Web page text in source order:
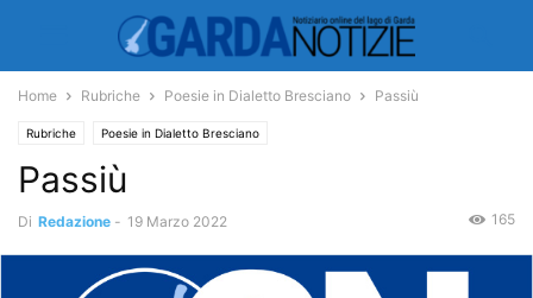
Home Rubriche Poesie in Dialetto Bresciano Passiù
Rubriche Poesie in Dialetto Bresciano
Passiù
Di Redazione - 19 Marzo 2022 165